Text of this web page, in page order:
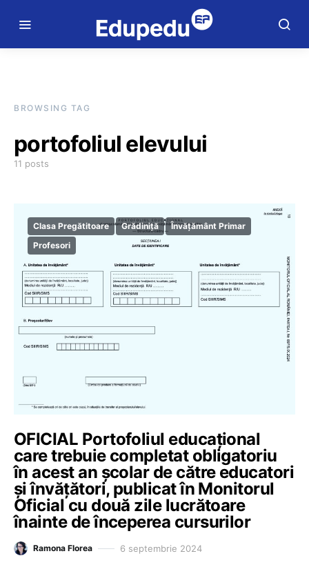
BROWSING TAG
portofoliul elevului
11 posts
Clasa Pregătitoare Grădiniță
Învățământ Primar
Profesori
OFICIAL Portofoliul educațional
care trebuie completat obligatoriu
în acest an școlar de către educatori
și învățători, publicat în Monitorul
Oficial cu două zile lucrătoare
înainte de începerea cursurilor
Ramona Florea 6 septembrie 2024